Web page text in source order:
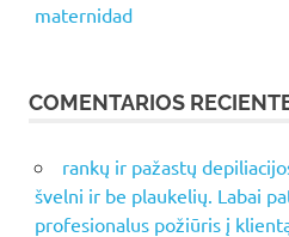
maternidad
COMENTARIOS
rankų ir pažastų
švelni ir be plaukelių. Labai
profesionalus požiūris į